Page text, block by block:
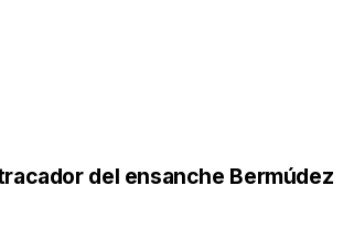
del ensanche Bermúdez